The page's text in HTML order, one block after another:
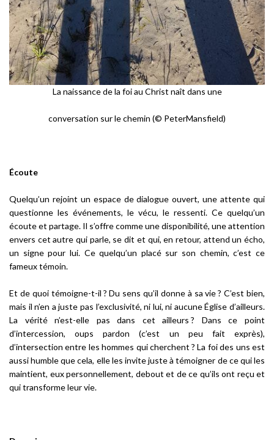
La naissance de la foi au Christ naît dans une
conversation sur le chemin (© PeterMansfield)
Écoute
Quelqu’un rejoint un espace de dialogue ouvert, une attente qui
questionne les événements, le vécu, le ressenti. Ce quelqu’un
écoute et partage. Il s’offre comme une disponibilité, une attention
envers cet autre qui parle, se dit et qui, en retour, attend un écho,
un signe pour lui. Ce quelqu’un placé sur son chemin, c’est ce
fameux témoin.
Et de quoi témoigne-t-il ? Du sens qu’il donne à sa vie ? C’est bien,
mais il n’en a juste pas l’exclusivité, ni lui, ni aucune Église d’ailleurs.
La vérité n’est-elle pas dans cet ailleurs ? Dans ce point
d’intercession, oups pardon (c’est un peu fait exprès),
d’intersection entre les hommes qui cherchent ? La foi des uns est
aussi humble que cela, elle les invite juste à témoigner de ce qui les
maintient, eux personnellement, debout et de ce qu’ils ont reçu et
qui transforme leur vie.